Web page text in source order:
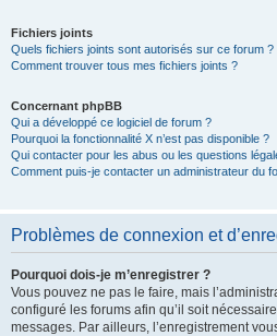
Fichiers joints
Quels fichiers joints sont autorisés sur ce forum ?
Comment trouver tous mes fichiers joints ?
Concernant phpBB
Qui a développé ce logiciel de forum ?
Pourquoi la fonctionnalité X n’est pas disponible ?
Qui contacter pour les abus ou les questions
Comment puis-je contacter un administrateur du
Problèmes de connexion et
Pourquoi dois-je m’enregistrer ?
Vous pouvez ne pas le faire, mais
configuré les forums afin qu’il soit
messages. Par ailleurs, l’enregistrement